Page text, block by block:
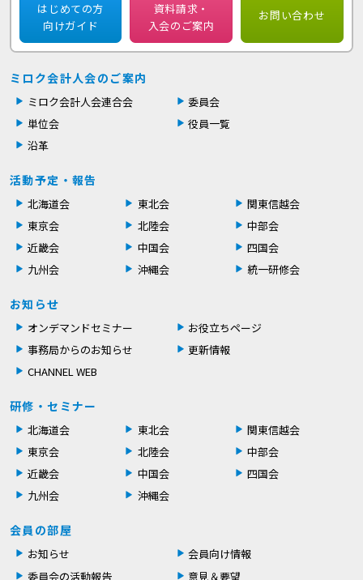
はじめての方
向けガイド
資料請求・
入会のご案内
お問い合わせ
ミロク会計人会のご案内
ミロク会計人会連合会
委員会
単位会
役員一覧
沿革
活動予定・報告
北海道会 東北会
関東信越会
東京会
北陸会
中部会
近畿会
中国会
四国会
九州会
沖縄会 統一研修会
お知らせ
オンデマンドセミナー
お役立ちページ
事務局からのお知らせ
更新情報
CHANNEL WEB
研修・セミナー
北海道会 東北会
関東信越会
東京会
北陸会
中部会
近畿会
中国会
四国会
九州会
沖縄会
会員の部屋
お知らせ
会員向け情報
委員会の活動報告
意見＆要望